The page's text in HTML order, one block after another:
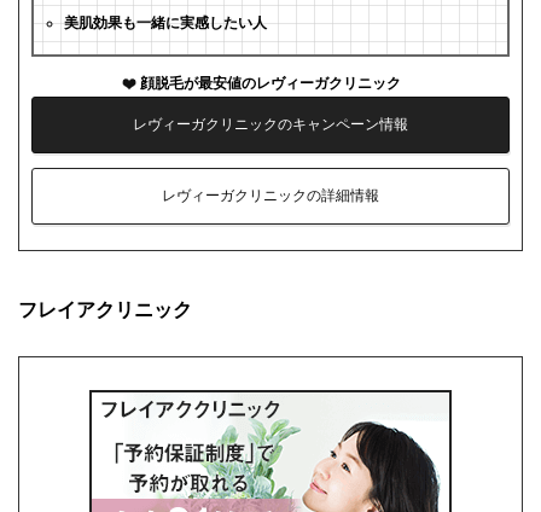
美肌効果も一緒に実感したい人
顔脱毛が最安値のレヴィーガクリニック
レヴィーガクリニックのキャンペーン情報
レヴィーガクリニックの詳細情報
フレイアクリニック